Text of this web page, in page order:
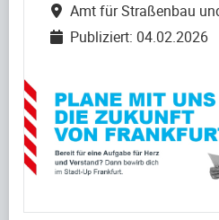
Amt für Straßenbau
Publiziert: 04.02.2026